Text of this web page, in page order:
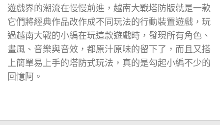
遊戲界的潮流在慢慢前進，越南大戰塔防版就是一款
它們將經典作品改作成不同玩法的行動裝置遊戲，玩
過越南大戰的小編在玩這款遊戲時，發現所有角色、
畫風、音樂與音效，都原汁原味的留下了，而且又搭
上簡單易上手的塔防式玩法，真的是勾起小編不少的
回憶阿。